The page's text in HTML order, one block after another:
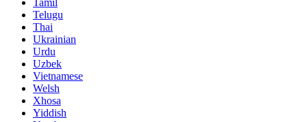
Telugu
Thai
Ukrainian
Urdu
Uzbek
Vietnamese
Welsh
Xhosa
Yiddish